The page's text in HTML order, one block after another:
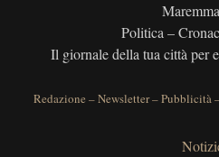
Politica –
Il giornale della tua città per
Redazione –Newsletter–Pubblicità